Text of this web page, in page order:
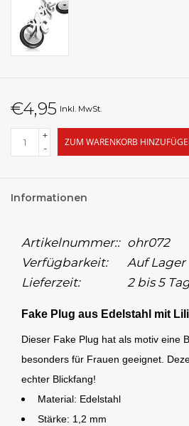
€4,95 Inkl. MwSt.
+
-
ZUM WARENKORB
Informationen
Artikelnummer:: ohr072
Verfügbarkeit:
Auf Lager
Lieferzeit:
2 bis 5
Fake Plug aus Edelstahl mit
Dieser Fake Plug hat als motiv eine
besonders für Frauen geeignet.
echter Blickfang!
Material: Edelstahl
Stärke: 1,2 mm